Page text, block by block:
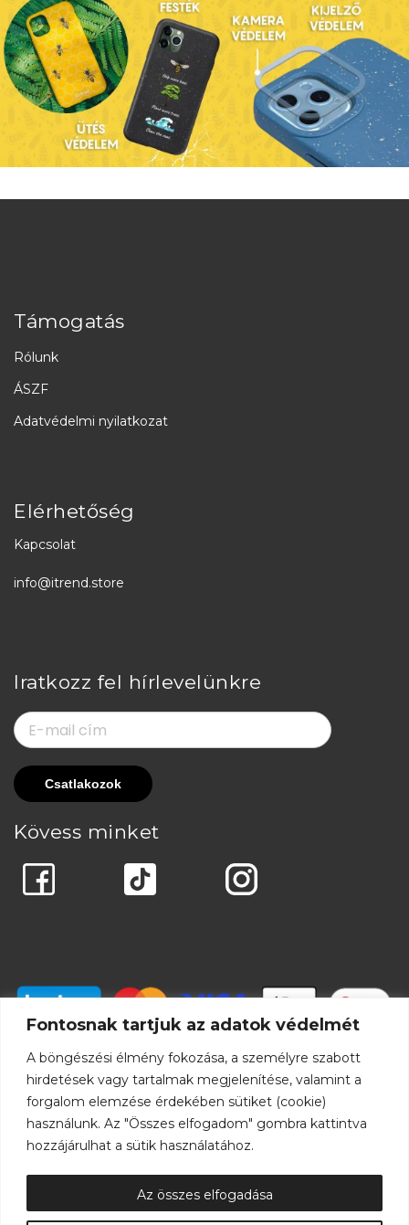
Fontosnak tartjuk az adatok védelmét
A böngészési élmény fokozása, a személyre szabott
hirdetések vagy tartalmak megjelenítése, valamint a
forgalom elemzése érdekében sütiket (cookie)
használunk. Az "Összes elfogadom" gombra kattintva
hozzájárulhat a sütik használatához.
Az összes elfogadása
Támogatás
Rólunk
ÁSZF
Adatvédelmi nyilatkozat
Elérhetőség
Kapcsolat
info@itrend.store
Iratkozz fel hírlevelünkre
Kövess minket